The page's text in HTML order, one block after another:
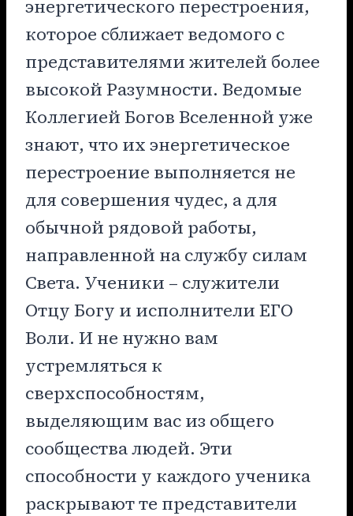
энергетического перестроения,
которое сближает ведомого с
представителями жителей более
высокой Разумности. Ведомые
Коллегией Богов Вселенной уже
знают, что их энергетическое
перестроение выполняется не
для совершения чудес, а для
обычной рядовой работы,
направленной на службу силам
Света. Ученики – служители
Отцу Богу и исполнители ЕГО
Воли. И не нужно вам
устремляться к
сверхспособностям,
выделяющим вас из общего
сообщества людей. Эти
способности у каждого ученика
раскрывают те представители